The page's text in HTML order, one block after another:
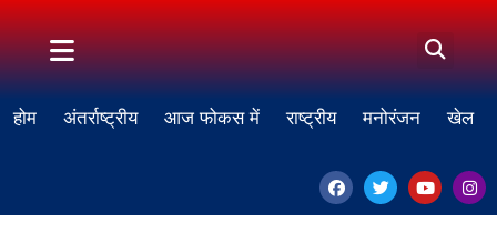
होम अंतर्राष्ट्रीय आज फोकस में राष्ट्रीय मनोरंजन खेल